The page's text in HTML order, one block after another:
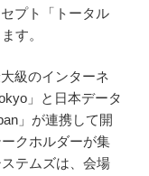
プト「トータル
す。
級のインターネ
」と日本データ
」が連携して開
クホルダーが集
テムズは、会場